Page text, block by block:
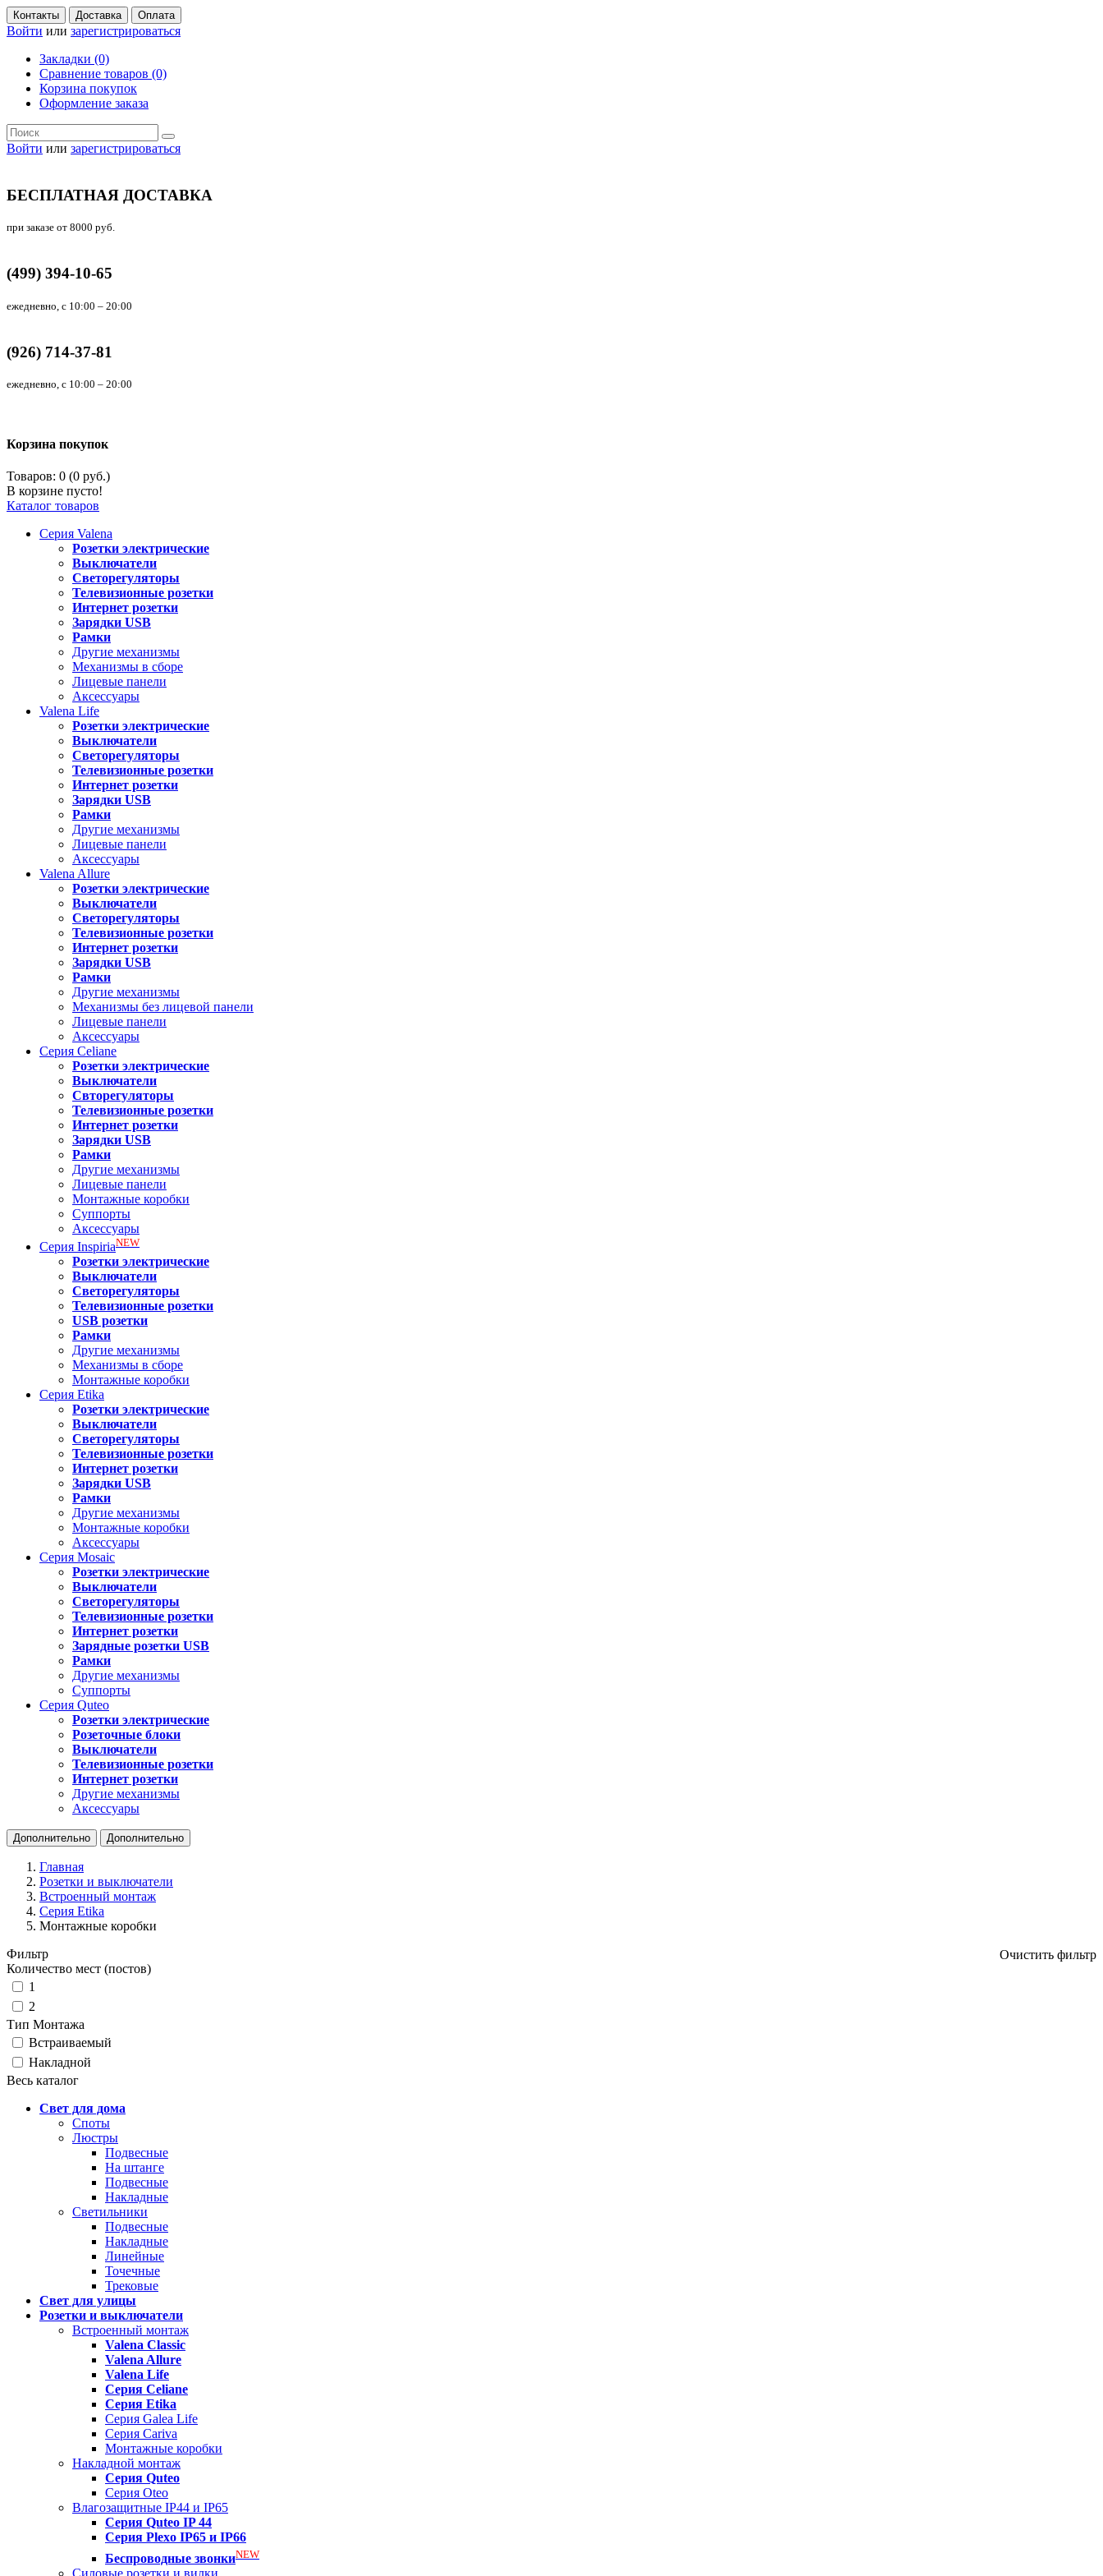
Контакты Доставка Оплата
Войти или зарегистрироваться
Закладки (0)
Сравнение товаров (0)
Корзина покупок
Оформление заказа
Войти или зарегистрироваться
БЕСПЛАТНАЯ ДОСТАВКА
при заказе от 8000 руб.
(499) 394-10-65
ежедневно, с 10:00 – 20:00
(926) 714-37-81
ежедневно, с 10:00 – 20:00
Корзина покупок
Товаров: 0 (0 руб.)
В корзине пусто!
Каталог товаров
Серия Valena
Розетки электрические
Выключатели
Светорегуляторы
Телевизионные розетки
Интернет розетки
Зарядки USB
Рамки
Другие механизмы
Механизмы в сборе
Лицевые панели
Аксессуары
Valena Life
Розетки электрические
Выключатели
Светорегуляторы
Телевизионные розетки
Интернет розетки
Зарядки USB
Рамки
Другие механизмы
Лицевые панели
Аксессуары
Valena Allure
Розетки электрические
Выключатели
Светорегуляторы
Телевизионные розетки
Интернет розетки
Зарядки USB
Рамки
Другие механизмы
Механизмы без лицевой панели
Лицевые панели
Аксессуары
Серия Celiane
Розетки электрические
Выключатели
Свторегуляторы
Телевизионные розетки
Интернет розетки
Зарядки USB
Рамки
Другие механизмы
Лицевые панели
Монтажные коробки
Суппорты
Аксессуары
Серия InspiriaNEW
Розетки электрические
Выключатели
Светорегуляторы
Телевизионные розетки
USB розетки
Рамки
Другие механизмы
Механизмы в сборе
Монтажные коробки
Серия Etika
Розетки электрические
Выключатели
Светорегуляторы
Телевизионные розетки
Интернет розетки
Зарядки USB
Рамки
Другие механизмы
Монтажные коробки
Аксессуары
Серия Mosaic
Розетки электрические
Выключатели
Светорегуляторы
Телевизионные розетки
Интернет розетки
Зарядные розетки USB
Рамки
Другие механизмы
Суппорты
Серия Quteo
Розетки электрические
Розеточные блоки
Выключатели
Телевизионные розетки
Интернет розетки
Другие механизмы
Аксессуары
Дополнительно Дополнительно
Главная
Розетки и выключатели
Встроенный монтаж
Серия Etika
Монтажные коробки
Фильтр
Очистить фильтр
Количество мест (постов)
1
2
Тип Монтажа
Встраиваемый
Накладной
Весь каталог
Свет для дома
Споты
Люстры
Подвесные
На штанге
Подвесные
Накладные
Светильники
Подвесные
Накладные
Линейные
Точечные
Трековые
Свет для улицы
Розетки и выключатели
Встроенный монтаж
Valena Classic
Valena Allure
Valena Life
Серия Celiane
Серия Etika
Серия Galea Life
Серия Cariva
Монтажные коробки
Накладной монтаж
Серия Quteo
Серия Oteo
Влагозащитные IP44 и IP65
Серия Quteo IP 44
Серия Plexo IP65 и IP66
Беспроводные звонкиNEW
Силовые розетки и вилки